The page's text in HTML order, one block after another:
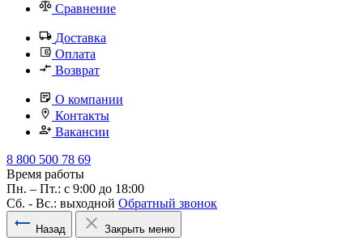
Сравнение
Доставка
Оплата
Возврат
О компании
Контакты
Вакансии
8 800 500 78 69
Время работы
Пн. – Пт.: с 9:00 до 18:00
Сб. - Вс.: выходной Обратный звонок
Назад Закрыть меню